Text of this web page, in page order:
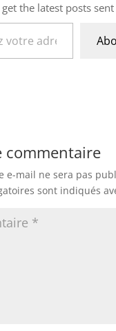
the latest posts
commentaire
e-mail ne sera pas
sont indiqués